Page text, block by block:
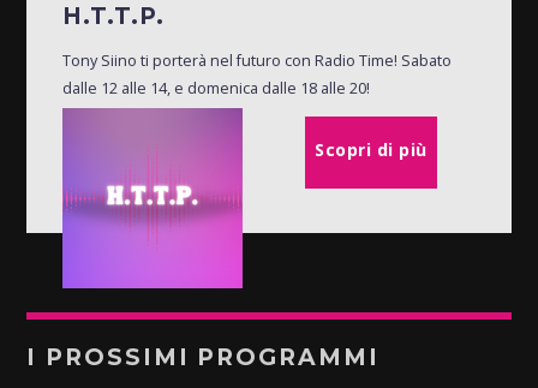
H.T.T.P.
Tony Siino ti porterà nel futuro con Radio Time! Sabato
dalle 12 alle 14, e domenica dalle 18 alle 20!
Scopri di più
I PROSSIMI PROGRAMMI